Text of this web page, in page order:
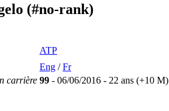
(#no-rank)
ATP
Eng /Fr
carrière 99 - 06/06/2016 - 22 ans (+10 M)